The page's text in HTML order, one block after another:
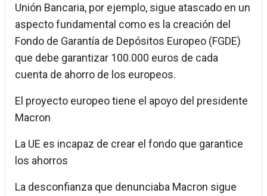
Unión Bancaria, por ejemplo, sigue atascado en un
aspecto fundamental como es la creación del
Fondo de Garantía de Depósitos Europeo (FGDE)
que debe garantizar 100.000 euros de cada
cuenta de ahorro de los europeos.
El proyecto europeo tiene el apoyo del presidente
Macron
La UE es incapaz de crear el fondo que garantice
los ahorros
La desconfianza que denunciaba Macron sigue